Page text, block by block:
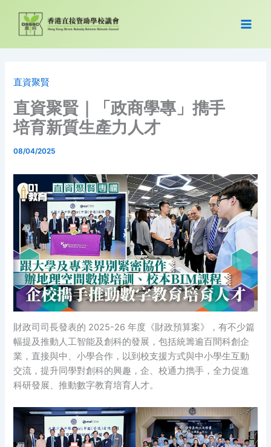
content
直資聚賢
直資聚賢｜「政商學專」擕手
培育新質生產力人才
08/04/2025
財政司司長發表的 2025-26 年度《財政預算案》，有不少篇
幅提及推動人工智能及創科的發展，包括統籌逾百間科創企
業，直接與中、小學合作，以到校支援方式與中小學生互動
交流，提升同學對創科的興趣，企、校通力擕手，全力促進
科研發展、推動數字教育培育人才。